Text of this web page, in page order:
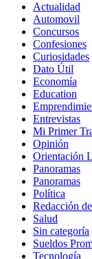
Actualidad
Automovil
Concursos
Confesiones
Curiosidades
Dato Útil
Economía
Education
Entrevistas
Mi Primer
Opinión
Orientación
Panoramas
Panoramas
Política
Redacción
Salud
Sin categoría
Sueldos
Tecnología